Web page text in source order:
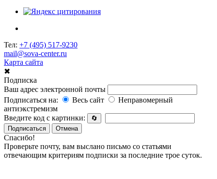
Тел: +7 (495) 517-9230
mail@sova-center.ru
Карта сайта
✖
Подписка
Ваш адрес электронной почты
Подписаться на:
Весь сайт
Неправомерный
антиэкстремизм
Введите код с картинки:
🔄
Подписаться
Отмена
Спасибо!
Проверьте почту, вам выслано письмо со статьями
отвечающим критериям подписки за последние трое суток.